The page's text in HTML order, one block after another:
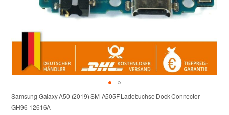
Samsung Galaxy A50 (2019) SM-A505F Ladebuchse Dock Connector
GH96-12616A